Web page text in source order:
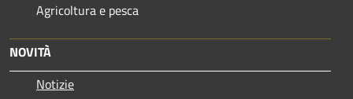
Agricoltura e pesca
NOVITÀ
Notizie